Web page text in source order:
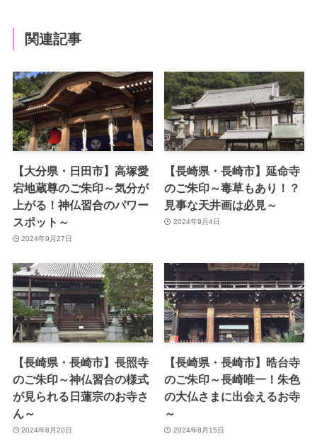
関連記事
【大分県・日田市】高塚愛
宕地蔵尊のご朱印～気分が
上がる！神仏習合のパワー
スポット～
2024年9月27日
【長崎県・長崎市】延命寺
のご朱印～毒草もあり！？
見事な天井画は必見～
2024年9月4日
【長崎県・長崎市】長照寺
のご朱印～神仏習合の様式
が見られる日蓮宗のお寺さ
ん～
2024年8月20日
【長崎県・長崎市】晧台寺
のご朱印～長崎唯一！朱色
の大仏さまに出会えるお寺
～
2024年8月15日